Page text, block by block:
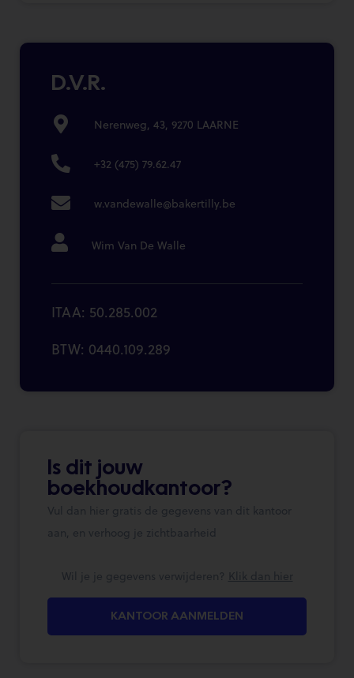
D.V.R.
Nerenweg, 43, 9270 LAARNE
+32 (475) 79.62.47
w.vandewalle@bakertilly.be
Wim Van De Walle
ITAA: 50.285.002
BTW: 0440.109.289
Is dit jouw
boekhoudkantoor?
Vul dan hier gratis de gegevens van dit kantoor
aan, en verhoog je zichtbaarheid
Wil je je gegevens verwijderen? Klik dan hier
KANTOOR AANMELDEN